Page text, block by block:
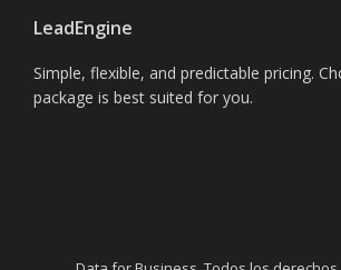
LeadEngine
Simple, flexible, and predictable pricing.
package is best suited for you.